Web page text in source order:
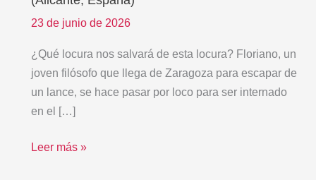
23 de junio de 2026
¿Qué locura nos salvará de esta locura? Floriano, un
joven filósofo que llega de Zaragoza para escapar de
un lance, se hace pasar por loco para ser internado
en el […]
locos
de
de
Lope
de
Vega
Leer más »